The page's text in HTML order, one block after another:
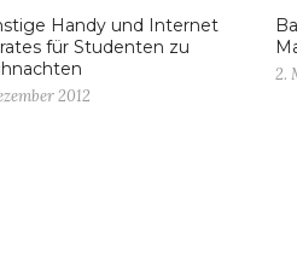
Handy und Internet
für Studenten zu
2012
2.